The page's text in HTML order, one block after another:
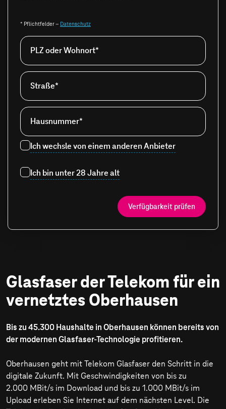
* Pflichtfelder – Datenschutz
PLZ oder Wohnort*
Straße*
Hausnummer*
Ich wechsle von einem anderen Anbieter
Ich bin unter 28 Jahre alt
Verfügbarkeit prüfen
Glasfaser der Telekom für ein
vernetztes Oberhausen
Bis zu 45.300 Haushalte in Oberhausen können bereits von
der modernen Glasfaser-Technologie profitieren.
Oberhausen geht mit Telekom Glasfaser den Schritt in die
digitale Zukunft. Mit Geschwindigkeiten von bis zu
2.000 MBit/s im Download und bis zu 1.000 MBit/s im
Upload erleben Sie Internet auf dem nächsten Level. Die